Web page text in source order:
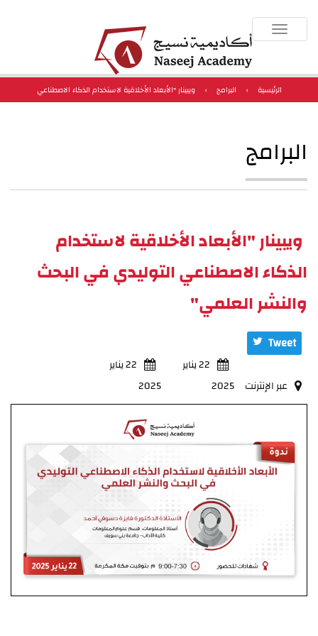
Toggle
navigation
الرئيسية › البرامج ›
ويبينار "الأبعاد الأخلاقية لاستخدام الذكاء الاصطناعي
البرامج
ويبينار "الأبعاد الأخلاقية لاستخدام
الذكاء الاصطناعي التوليدي في البحث
والنشر العلمي"
Tweet
عبر الإنترنت
22 يناير
2025
22 يناير
2025